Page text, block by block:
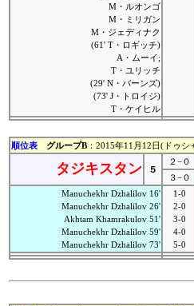
M・ルオンゴ
M・ミリガン
M・ジェディナク
(61' T・ロギッチ)
A・ムーイ;
T・ユリッチ
(29' N・バーンズ)
(73' J・トロイジ)
T・ケイヒル
順位表 グループB ：2015年11月12日(ドゥ
タジキスタン ５
２−０
３−０
Manuchekhr Dzhalilov 16'
Manuchekhr Dzhalilov 26'
Akhtam Khamrakulov 51'
Manuchekhr Dzhalilov 59'
Manuchekhr Dzhalilov 73'
1-0
2-0
3-0
4-0
5-0